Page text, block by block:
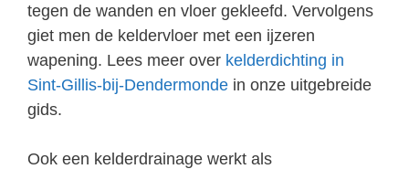
tegen de wanden en vloer gekleefd. Vervolgens
giet men de keldervloer met een ijzeren
wapening. Lees meer over kelderdichting in
Sint-Gillis-bij-Dendermonde in onze uitgebreide
gids.
Ook een kelderdrainage werkt als